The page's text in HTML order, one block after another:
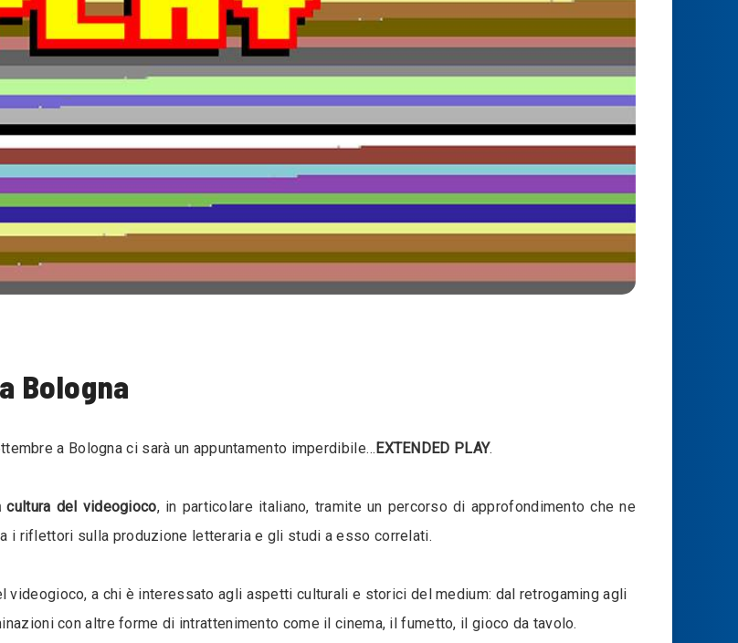
Bologna
a Bologna ci sarà un appuntamento imperdibile…EXTENDED PLAY.
cultura del videogioco, in particolare italiano, tramite un percorso di approfondimento che ne
i riflettori sulla produzione letteraria e gli studi a esso correlati.
a chi è interessato agli aspetti culturali e storici del medium: dal retrogaming agli
con altre forme di intrattenimento come il cinema, il fumetto, il gioco da tavolo.